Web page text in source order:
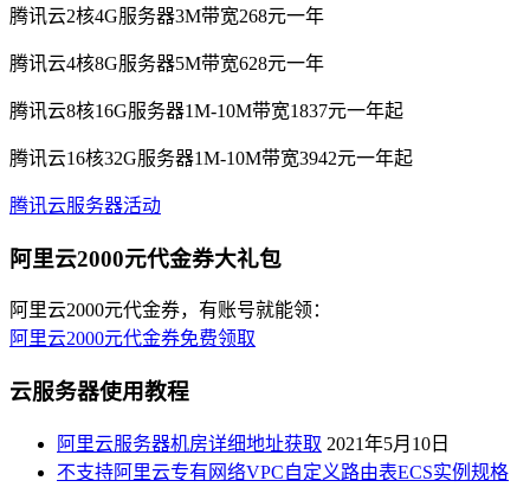
腾讯云2核4G服务器3M带宽268元一年
腾讯云4核8G服务器5M带宽628元一年
腾讯云8核16G服务器1M-10M带宽1837元一年起
腾讯云16核32G服务器1M-10M带宽3942元一年起
腾讯云服务器活动
阿里云2000元代金券大礼包
阿里云2000元代金券，有账号就能领：
阿里云2000元代金券免费领取
云服务器使用教程
阿里云服务器机房详细地址获取 2021年5月10日
不支持阿里云专有网络VPC自定义路由表ECS实例规格